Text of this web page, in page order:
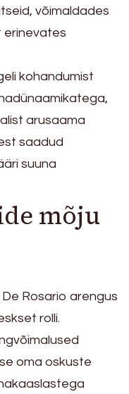
võimaldades
erinevates
kohandumist
arusaama
saadud
suuna
mõju
Rosario arengus
rolli.
oma oskuste